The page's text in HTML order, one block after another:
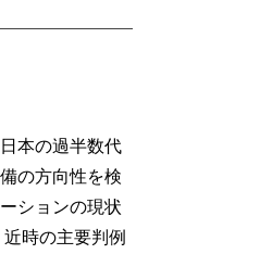
本の過半数代
の方向性を検
ションの現状
時の主要判例